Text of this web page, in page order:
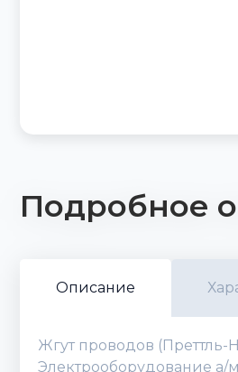
Подробное
Описание
Жгут проводов
Электрооборудование а/